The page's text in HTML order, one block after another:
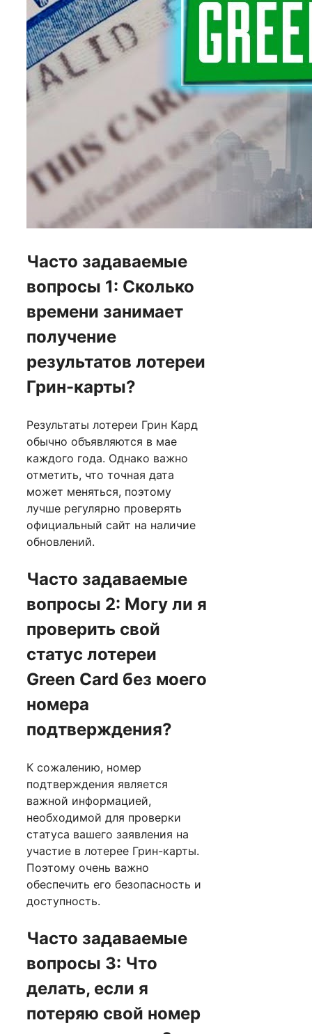
Часто задаваемые
вопросы 1: Сколько
времени занимает
получение
результатов лотереи
Грин-карты?
Результаты лотереи Грин Кард
обычно объявляются в мае
каждого года. Однако важно
отметить, что точная дата
может меняться, поэтому
лучше регулярно проверять
официальный сайт на наличие
обновлений.
Часто задаваемые
вопросы 2: Могу ли я
проверить свой
статус лотереи
Green Card без моего
номера
подтверждения?
К сожалению, номер
подтверждения является
важной информацией,
необходимой для проверки
статуса вашего заявления на
участие в лотерее Грин-карты.
Поэтому очень важно
обеспечить его безопасность и
доступность.
Часто задаваемые
вопросы 3: Что
делать, если я
потеряю свой номер